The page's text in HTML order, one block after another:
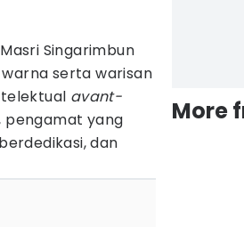
Singarimbun
serta warisan
avant-
pengamat yang
dan
More